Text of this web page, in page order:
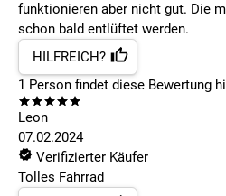
funktionieren aber nicht gut. Die
schon bald entlüftet werden.
HILFREICH?
1 Person findet diese Bewertung
Leon
07.02.2024
Verifizierter Käufer
Tolles Fahrrad